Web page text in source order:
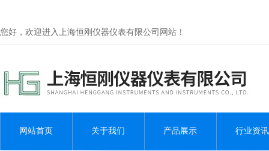
您好，欢迎进入上海恒刚仪器仪表有限公司网站！
网站首页 关于我们 产品展示 行业资讯